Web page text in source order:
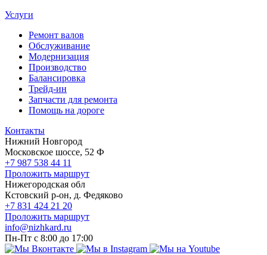
Услуги
Ремонт валов
Обслуживание
Модернизация
Производство
Балансировка
Трейд-ин
Запчасти для ремонта
Помощь на дороге
Контакты
Нижний Новгород
Московское шоссе, 52 Ф
+7 987 538 44 11
Проложить маршрут
Нижегородская обл
Кстовский р-он, д. Федяково
+7 831 424 21 20
Проложить маршрут
info@nizhkard.ru
Пн-Пт с 8:00 до 17:00